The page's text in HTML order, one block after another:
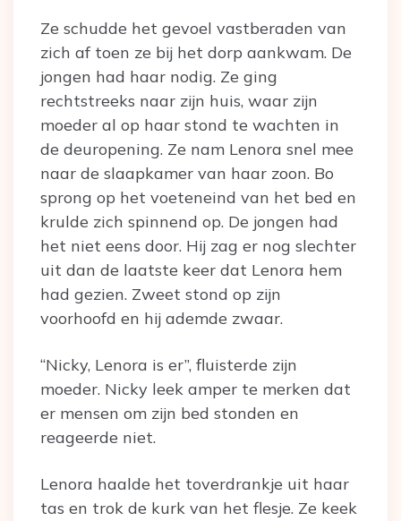
Ze schudde het gevoel vastberaden van
zich af toen ze bij het dorp aankwam. De
jongen had haar nodig. Ze ging
rechtstreeks naar zijn huis, waar zijn
moeder al op haar stond te wachten in
de deuropening. Ze nam Lenora snel mee
naar de slaapkamer van haar zoon. Bo
sprong op het voeteneind van het bed en
krulde zich spinnend op. De jongen had
het niet eens door. Hij zag er nog slechter
uit dan de laatste keer dat Lenora hem
had gezien. Zweet stond op zijn
voorhoofd en hij ademde zwaar.
“Nicky, Lenora is er”, fluisterde zijn
moeder. Nicky leek amper te merken dat
er mensen om zijn bed stonden en
reageerde niet.
Lenora haalde het toverdrankje uit haar
tas en trok de kurk van het flesje. Ze keek